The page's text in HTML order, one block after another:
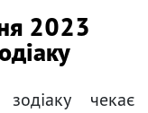
2023
чекає